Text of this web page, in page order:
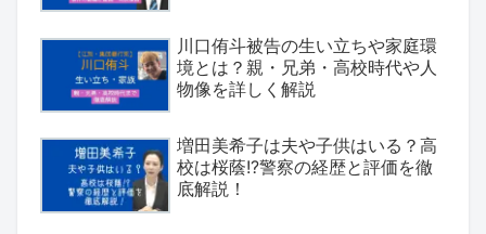
川口侑斗被告の生い立ちや家庭環
境とは？親・兄弟・高校時代や人
物像を詳しく解説
増田美希子は夫や子供はいる？高
校は桜蔭!?警察の経歴と評価を徹
底解説！